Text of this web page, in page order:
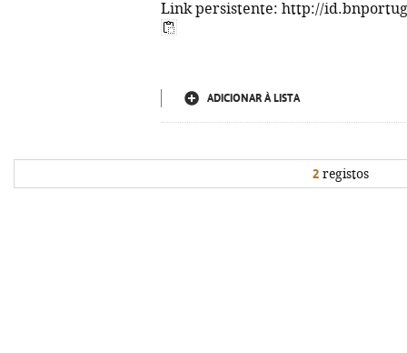
Link persistente: http://
ADICIONAR À LISTA
2 registos